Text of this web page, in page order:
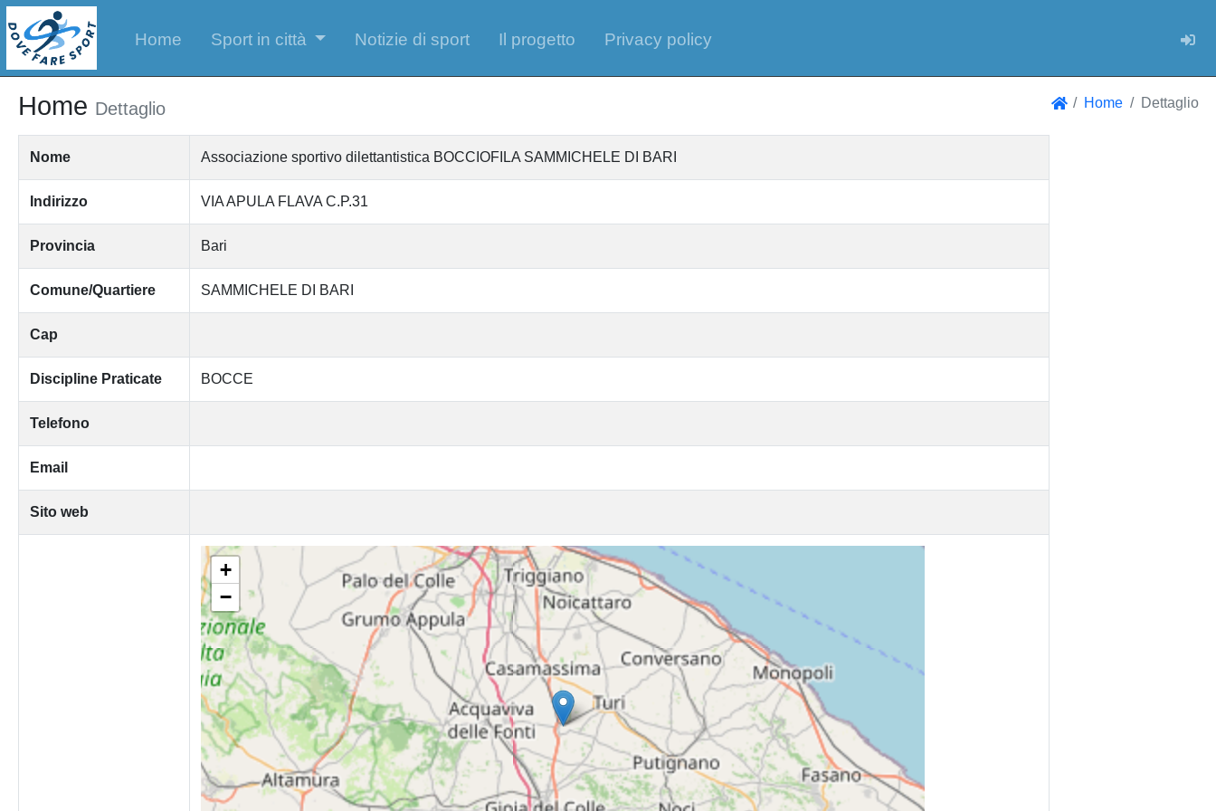
Home Sport in città Notizie di sport Il progetto Privacy policy
Home Dettaglio Home Dettaglio
Nome Associazione sportivo dilettantistica BOCCIOFILA SAMMICHELE DI BARI
Indirizzo VIA APULA FLAVA C.P.31
Provincia Bari
Comune/Quartiere SAMMICHELE DI BARI
Cap
Discipline Praticate BOCCE
Telefono
Email
Sito web
+
−